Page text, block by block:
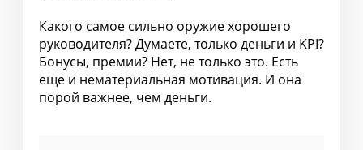
Какого самое сильно оружие хорошего
руководителя? Думаете, только деньги и KPI?
Бонусы, премии? Нет, не только это. Есть
еще и нематериальная мотивация. И она
порой важнее, чем деньги.